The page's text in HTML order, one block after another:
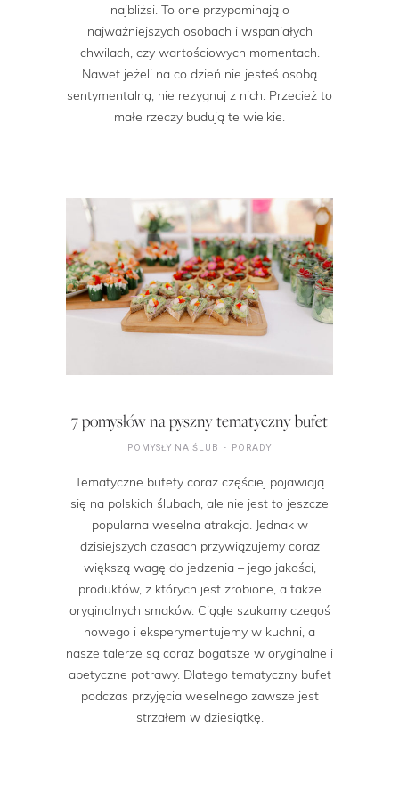
najbliżsi. To one przypominają o
najważniejszych osobach i wspaniałych
chwilach, czy wartościowych momentach.
Nawet jeżeli na co dzień nie jesteś osobą
sentymentalną, nie rezygnuj z nich. Przecież to
małe rzeczy budują te wielkie.
7 pomysłów na pyszny tematyczny bufet
POMYSŁY NA ŚLUB PORADY
Tematyczne bufety coraz częściej pojawiają
się na polskich ślubach, ale nie jest to jeszcze
popularna weselna atrakcja. Jednak w
dzisiejszych czasach przywiązujemy coraz
większą wagę do jedzenia – jego jakości,
produktów, z których jest zrobione, a także
oryginalnych smaków. Ciągle szukamy czegoś
nowego i eksperymentujemy w kuchni, a
nasze talerze są coraz bogatsze w oryginalne i
apetyczne potrawy. Dlatego tematyczny bufet
podczas przyjęcia weselnego zawsze jest
strzałem w dziesiątkę.